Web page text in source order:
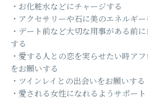
・お化粧水などにチャージする
・アクセサリーや石に美のエネルギ
・デート前など大切な用事がある前
する
・愛する人との恋を実らせたい時ア
をお願いする
・ツインレイとの出会いをお願いする
・愛される女性になれるようサポー